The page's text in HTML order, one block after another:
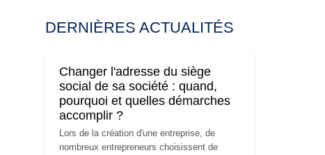
DERNIÈRES ACTUALITÉS
Changer l'adresse du siège
social de sa société : quand,
pourquoi et quelles démarches
accomplir ?
Lors de la création d'une entreprise, de
nombreux entrepreneurs choisissent de